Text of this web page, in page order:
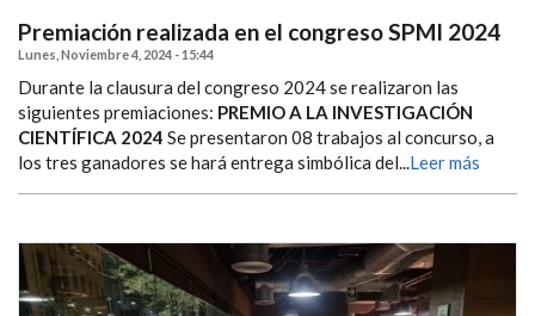
Premiación realizada en el congreso SPMI 2024
Lunes, Noviembre 4, 2024 - 15:44
Durante la clausura del congreso 2024 se realizaron las
siguientes premiaciones: PREMIO A LA INVESTIGACIÓN
CIENTÍFICA 2024 Se presentaron 08 trabajos al concurso, a
los tres ganadores se hará entrega simbólica del...Leer más